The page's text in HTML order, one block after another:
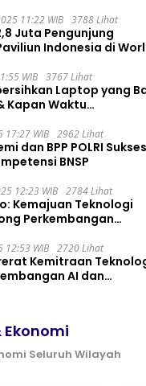
11:22 WIB 3788 Lihat
Juta Pengunjung
Indonesia di
WIB 3767 Lihat
Laptop yang
Kapan Waktu
17:27 WIB 2962 Lihat
dan BPP POLRI Sukses
BNSP
12:23 WIB 2784 Lihat
Kemajuan Teknologi
Perkembangan
12:53 WIB 2720 Lihat
Kemitraan
AI dan
Ekonomi
Seluruh Wilayah